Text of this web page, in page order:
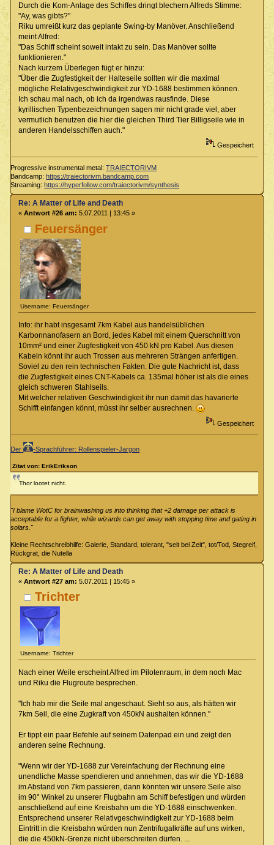
Durch die Kom-Anlage des Schiffes dringt blechern Alfreds Stimme:
"Ay, was gibts?"
Riku umreißt kurz das geplante Swing-by Manöver. Anschließend
meint Alfred:
"Das Schiff scheint soweit intakt zu sein. Das Manöver sollte
funktionieren."
Nach kurzem Überlegen fügt er hinzu:
"Über die Zugfestigkeit der Halteseile sollten wir die maximal
mögliche Relativgeschwindigkeit zur YD-1688 bestimmen können.
Ich schau mal nach, ob ich da irgendwas rausfinde. Diese
kyrillischen Typenbezeichnungen sagen mir nicht grade viel, aber
vermutlich benutzen die hier die gleichen Third Tier Billigseile wie in
anderen Handelsschiffen auch."
Gespeichert
Progressive instrumental metal:TRAIECTORIVM
Bandcamp: https://traiectorivm.bandcamp.com
Streaming: https://hyperfollow.com/traiectorivm/synthesis
Feuersänger
Username: Feuersänger
Re: A Matter of Life and Death
« Antwort #26 am: 5.07.2011 | 13:45 »
Info: ihr habt insgesamt 7km Kabel aus handelsüblichen
Karbonnanofasern an Bord, jedes Kabel mit einem Querschnitt von
10mm² und einer Zugfestigkeit von 450 kN pro Kabel. Aus diesen
Kabeln könnt ihr auch Trossen aus mehreren Strängen anfertigen.
Soviel zu den rein technischen Fakten. Die gute Nachricht ist, dass
die Zugfestigkeit eines CNT-Kabels ca. 135mal höher ist als die eines
gleich schweren Stahlseils.
Mit welcher relativen Geschwindigkeit ihr nun damit das havarierte
Schifft einfangen könnt, müsst ihr selber ausrechnen.
Gespeichert
Der -Sprachführer: Rollenspieler-Jargon
Zitat von: ErikErikson
Thor lootet nicht.
"I blame WotC for brainwashing us into thinking that +2 damage per attack is
acceptable for a fighter, while wizards can get away with stopping time and gating in
solars."
Kleine Rechtschreibhilfe: Galerie, Standard, tolerant, "seit bei Zeit", tot/Tod, Stegreif,
Rückgrat, die Nutella
Trichter
Username: Trichter
Re: A Matter of Life and Death
« Antwort #27 am: 5.07.2011 | 15:45 »
Nach einer Weile erscheint Alfred im Pilotenraum, in dem noch Mac
und Riku die Flugroute besprechen.
"Ich hab mir die Seile mal angeschaut. Sieht so aus, als hätten wir
7km Seil, die eine Zugkraft von 450kN aushalten können."
Er tippt ein paar Befehle auf seinem Datenpad ein und zeigt den
anderen seine Rechnung.
"Wenn wir der YD-1688 zur Vereinfachung der Rechnung eine
unendliche Masse spendieren und annehmen, das wir die YD-1688
im Abstand von 7km passieren, dann könnten wir unsere Seile also
im 90° Winkel zu unserer Flugbahn am Schiff befestigen und würden
anschließend auf eine Kreisbahn um die YD-1688 einschwenken.
Entsprechend unserer Relativgeschwindigkeit zur YD-1688 beim
Eintritt in die Kreisbahn würden nun Zentrifugalkräfte auf uns wirken,
die die 450kN-Grenze nicht überschreiten dürfen. ...